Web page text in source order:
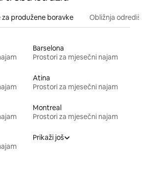
produžene boravke Obližnja
Barselona
Prostori za mjesečni najam
Atina
Prostori za mjesečni najam
Montreal
Prostori za mjesečni najam
Prikaži još